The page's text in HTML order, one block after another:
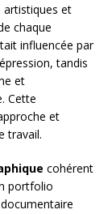
artistiques et
chaque
influencée par
tandis
et
Cette
et
travail.
cohérent
portfolio